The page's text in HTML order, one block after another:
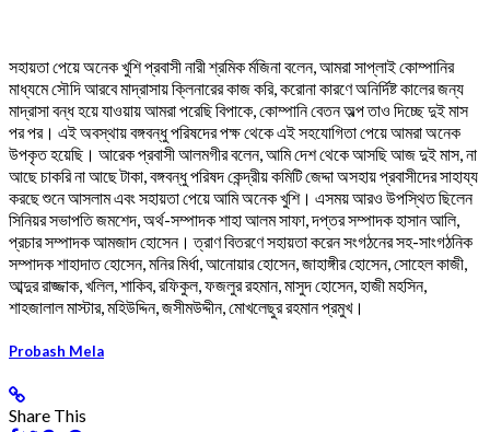
সহায়তা পেয়ে অনেক খুশি প্রবাসী নারী শ্রমিক র্মজিনা বলেন, আমরা সাপ্লাই কোম্পানির
মাধ্যমে সৌদি আরবে মাদ্রাসায় ক্লিনারের কাজ করি, করোনা কারণে অনির্দিষ্ট কালের জন্য
মাদ্রাসা বন্ধ হয়ে যাওয়ায় আমরা পরেছি বিপাকে, কোম্পানি বেতন অল্প তাও দিচ্ছে দুই মাস
পর পর। এই অবস্থায় বঙ্গবন্ধু পরিষদের পক্ষ থেকে এই সহযোগিতা পেয়ে আমরা অনেক
উপকৃত হয়েছি। আরেক প্রবাসী আলমগীর বলেন, আমি দেশ থেকে আসছি আজ দুই মাস, না
আছে চাকরি না আছে টাকা, বঙ্গবন্ধু পরিষদ কেন্দ্রীয় কমিটি জেদ্দা অসহায় প্রবাসীদের সাহায্য
করছে শুনে আসলাম এবং সহায়তা পেয়ে আমি অনেক খুশি। এসময় আরও উপস্থিত ছিলেন
সিনিয়র সভাপতি জমশেদ, অর্থ-সম্পাদক শাহা আলম সাফা, দপ্তর সম্পাদক হাসান আলি,
প্রচার সম্পাদক আমজাদ হোসেন। ত্রাণ বিতরণে সহায়তা করেন সংগঠনের সহ-সাংগঠনিক
সম্পাদক শাহাদাত হোসেন, মনির মির্ধা, আনোয়ার হোসেন, জাহাঙ্গীর হোসেন, সোহেল কাজী,
আব্দুর রাজ্জাক, খলিল, শাকিব, রফিকুল, ফজলুর রহমান, মাসুদ হোসেন, হাজী মহসিন,
শাহজালাল মাস্টার, মহিউদ্দিন, জসীমউদ্দীন, মোখলেছুর রহমান প্রমুখ।
Probash Mela
Share This